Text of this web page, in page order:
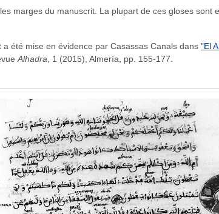
marges du manuscrit. La plupart de ces gloses
été mise en évidence par Casassas Canals dans "El
Alhadra , 1 (2015), Almería, pp. 155-177.